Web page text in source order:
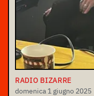
RADIO BIZARRE
domenica 1 giugno 2025